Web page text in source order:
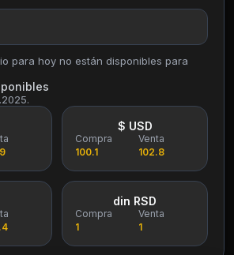
para hoy no están disponibles para
$ USD
Compra
100.1
Venta
102.8
din RSD
Compra
1
Venta
1